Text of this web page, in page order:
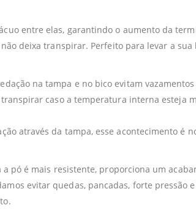
entre elas, garantindo o aumento da
deixa transpirar. Perfeito para levar a
na tampa e no bico evitam
caso a temperatura interna esteja
através da tampa, esse acontecimento é
pó é mais resistente, proporciona um
evitar quedas, pancadas, forte